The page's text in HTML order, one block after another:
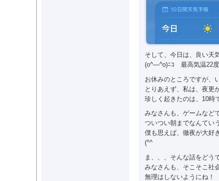
そして、今日は、良い天
(o^―^o)ﾆｺ 最高気温22度
お休みのところですが、
とりあえず、私は、夜更
珍しく起きたのは、10時
みなさんも、ゲームなど
ついつい朝までなんてい
僕も思えば、徹夜が大好
(^^ゞ
ま、、、そんな話をどう
みなさんも、そこそこ社
無理はしないようにね！